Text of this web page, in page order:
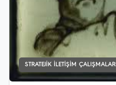
STRATEJIK İLETIŞIM ÇALIŞMALARI